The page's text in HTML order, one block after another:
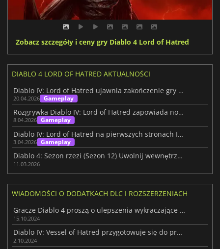
Zobacz szczegóły i ceny gry Diablo 4 Lord of Hatred
DIABLO 4 LORD OF HATRED AKTUALNOŚCI
Diablo IV: Lord of Hatred ujawnia zakończenie gry w nowym filmie IGN First
20.04.2026 Gameplay
Rozgrywka Diablo IV: Lord of Hatred zapowiada nową, odważną przyszłą serię
8.04.2026 Gameplay
Diablo IV: Lord of Hatred na pierwszych stronach IGN z ekskluzywną cutsceną
3.04.2026 Gameplay
Diablo 4: Sezon rzezi (Sezon 12) Uwolnij wewnętrznego rzeźnika
11.03.2026
WIADOMOŚCI O DODATKACH DLC I ROZSZERZENIACH
Gracze Diablo 4 proszą o ulepszenia wykraczające poza Vessel of Hatred
15.10.2024
Diablo IV: Vessel of Hatred przygotowuje się do premiery z niesamowitym zwiastunem
2.10.2024